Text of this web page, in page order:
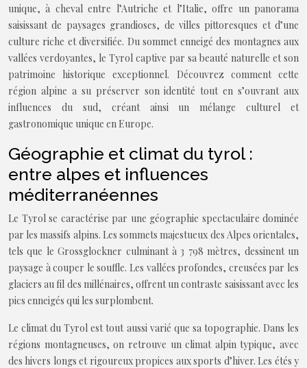
unique, à cheval entre l’Autriche et l’Italie, offre un panorama
saisissant de paysages grandioses, de villes pittoresques et d’une
culture riche et diversifiée. Du sommet enneigé des montagnes aux
vallées verdoyantes, le Tyrol captive par sa beauté naturelle et son
patrimoine historique exceptionnel. Découvrez comment cette
région alpine a su préserver son identité tout en s’ouvrant aux
influences du sud, créant ainsi un mélange culturel et
gastronomique unique en Europe.
Géographie et climat du tyrol :
entre alpes et influences
méditerranéennes
Le Tyrol se caractérise par une géographie spectaculaire dominée
par les massifs alpins. Les sommets majestueux des Alpes orientales,
tels que le Grossglockner culminant à 3 798 mètres, dessinent un
paysage à couper le souffle. Les vallées profondes, creusées par les
glaciers au fil des millénaires, offrent un contraste saisissant avec les
pics enneigés qui les surplombent.
Le climat du Tyrol est tout aussi varié que sa topographie. Dans les
régions montagneuses, on retrouve un climat alpin typique, avec
des hivers longs et rigoureux propices aux sports d’hiver. Les étés y